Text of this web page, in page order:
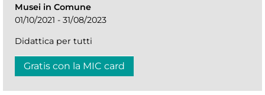
Musei in Comune
01/10/2021 - 31/08/2023
Didattica per tutti
Gratis con la MIC card